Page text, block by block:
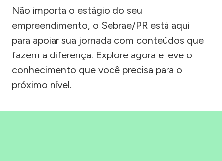
Não importa o estágio do seu
empreendimento, o Sebrae/PR está aqui
para apoiar sua jornada com conteúdos que
fazem a diferença. Explore agora e leve o
conhecimento que você precisa para o
próximo nível.